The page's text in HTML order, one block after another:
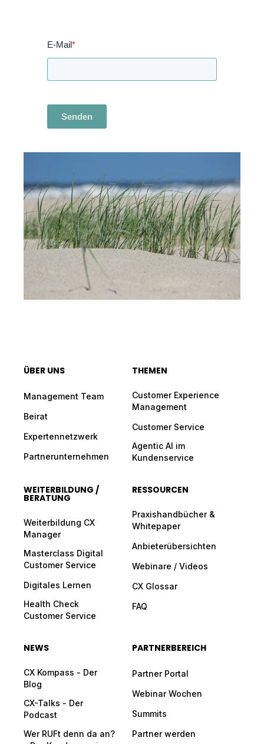
E-Mail*
Senden
ÜBER UNS
Management Team
Beirat
Expertennetzwerk
Partnerunternehmen
THEMEN
Customer Experience
Management
Customer Service
Agentic AI im
Kundenservice
WEITERBILDUNG /
BERATUNG
Weiterbildung CX
Manager
Masterclass Digital
Customer Service
Digitales Lernen
Health Check
Customer Service
RESSOURCEN
Praxishandbücher &
Whitepaper
Anbieterübersichten
Webinare / Videos
CX Glossar
FAQ
NEWS
CX Kompass - Der
Blog
CX-Talks - Der
Podcast
Wer RUFt denn da an?
PARTNERBEREICH
Partner Portal
Webinar Wochen
Summits
Partner werden